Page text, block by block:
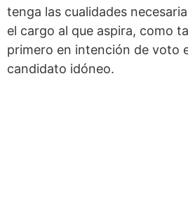
tenga las cualidades
el cargo al que aspira, como
primero en intención de voto
candidato idóneo.